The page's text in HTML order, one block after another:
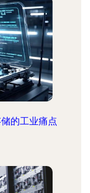
的工业痛点